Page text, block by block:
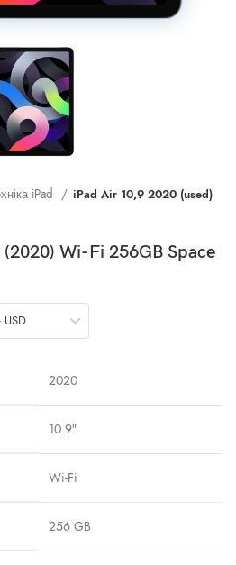
iPad iPad Air 10,9 2020 (used)
Wi-Fi 256GB Space
USD
2020
10.9″
Wi-Fi
256 GB